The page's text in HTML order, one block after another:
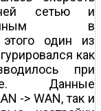
сетью и
в
один из
как
при
Данные
-> WAN, так и